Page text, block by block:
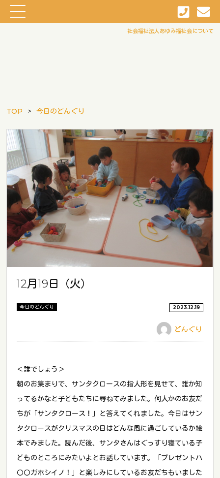
社会福祉法人あゆみ福祉会について
TOP 今日のどんぐり
12月19日（火）
今日のどんぐり 2023.12.19
どんぐり
＜誰でしょう＞
朝のお集まりで、サンタクロースの指人形を見せて、誰か知
ってるかなと子どもたちに尋ねてみました。何人かのお友だ
ちが「サンタクロース！」と答えてくれました。今日はサン
タクロースがクリスマスの日はどんな風に過ごしているか絵
本でみました。読んだ後、サンタさんはぐっすり寝ている子
どものところにみたいよとお話しています。「プレゼントハ
〇〇ガホシイノ！」と楽しみにしているお友だちもいました